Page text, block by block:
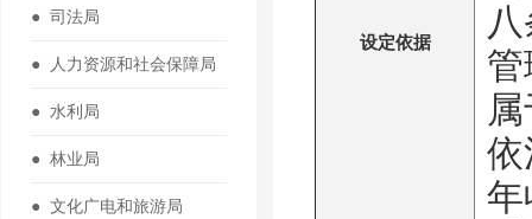
● 司法局
● 人力资源和社会保障局
● 水利局
● 林业局
● 文化广电和旅游局
设定依据
依
年